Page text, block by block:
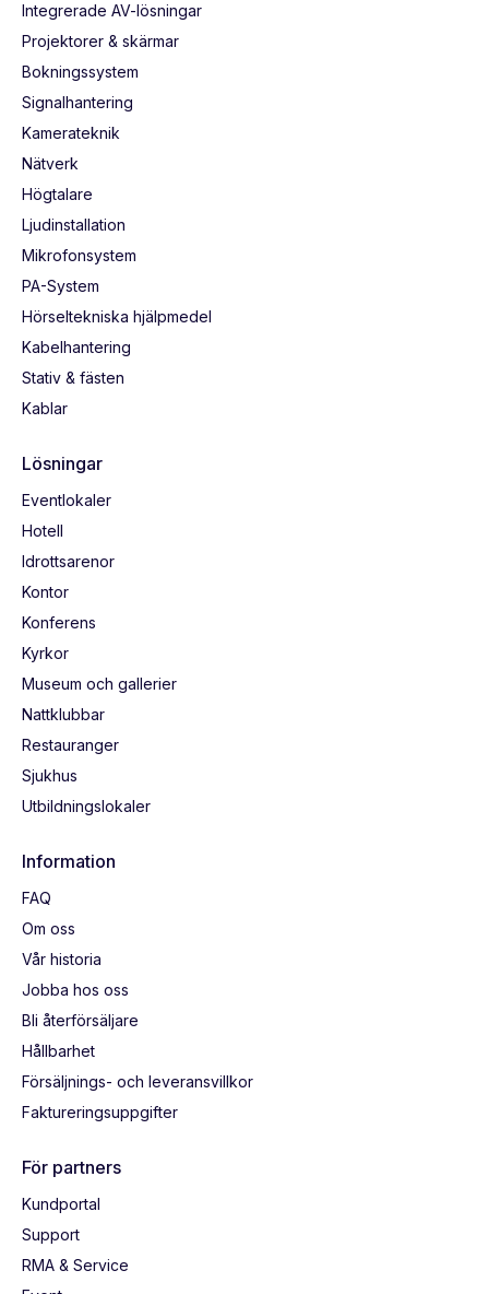
Integrerade AV-lösningar
Projektorer & skärmar
Bokningssystem
Signalhantering
Kamerateknik
Nätverk
Högtalare
Ljudinstallation
Mikrofonsystem
PA-System
Hörseltekniska hjälpmedel
Kabelhantering
Stativ & fästen
Kablar
Lösningar
Eventlokaler
Hotell
Idrottsarenor
Kontor
Konferens
Kyrkor
Museum och gallerier
Nattklubbar
Restauranger
Sjukhus
Utbildningslokaler
Information
FAQ
Om oss
Vår historia
Jobba hos oss
Bli återförsäljare
Hållbarhet
Försäljnings- och leveransvillkor
Faktureringsuppgifter
För partners
Kundportal
Support
RMA & Service